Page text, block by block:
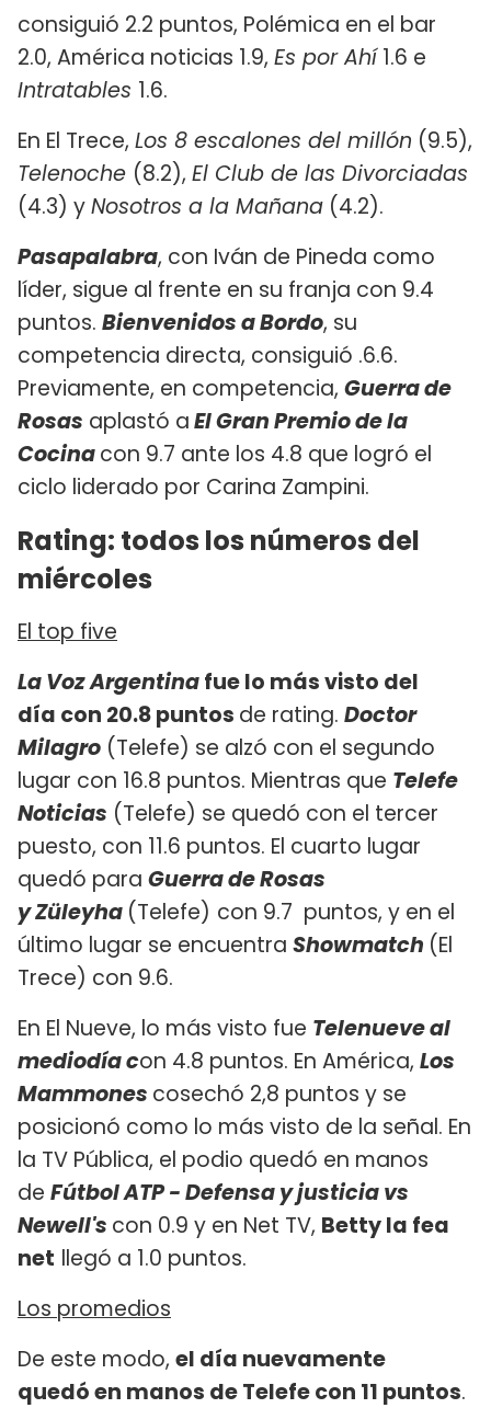
consiguió 2.2 puntos, Polémica en el bar
2.0, América noticias 1.9, Es por Ahí1.6 e
Intratables 1.6.
En El Trece, Los 8 escalones del millón (9.5),
Telenoche (8.2), El Club de las Divorciadas
(4.3) yNosotros a la Mañana (4.2).
Pasapalabra, con Iván de Pineda como
líder, sigue al frente en su franja con 9.4
puntos. Bienvenidos a Bordo, su
competencia directa, consiguió .6.6.
Previamente, en competencia, Guerra de
Rosas aplastó aEl Gran Premio de la
Cocinacon 9.7 ante los 4.8 que logró el
ciclo liderado por Carina Zampini.
Rating: todos los números del
miércoles
El top five
La Voz Argentinafue lo más visto del
día con 20.8 puntos de rating. Doctor
Milagro (Telefe) se alzó con el segundo
lugar con 16.8 puntos. Mientras que Telefe
Noticias (Telefe) se quedó con el tercer
puesto, con 11.6 puntos. El cuarto lugar
quedó para Guerra de Rosas
yZüleyha (Telefe) con 9.7 puntos, y en el
último lugar se encuentra Showmatch (El
Trece) con 9.6.
En El Nueve, lo más visto fue Telenueve al
mediodía con 4.8 puntos. En América, Los
Mammones cosechó 2,8 puntos y se
posicionó como lo más visto de la señal. En
la TV Pública, el podio quedó en manos
de Fútbol ATP - Defensa y justicia vs
Newell's con 0.9 y en Net TV, Betty la fea
net llegó a 1.0 puntos.
Los promedios
De este modo, el día nuevamente
quedó en manos de Telefe con 11 puntos.